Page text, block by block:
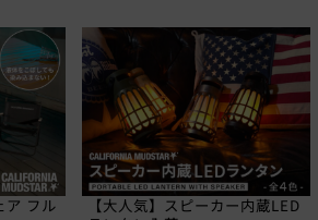
ア フル
【大人気】スピーカー内蔵LED